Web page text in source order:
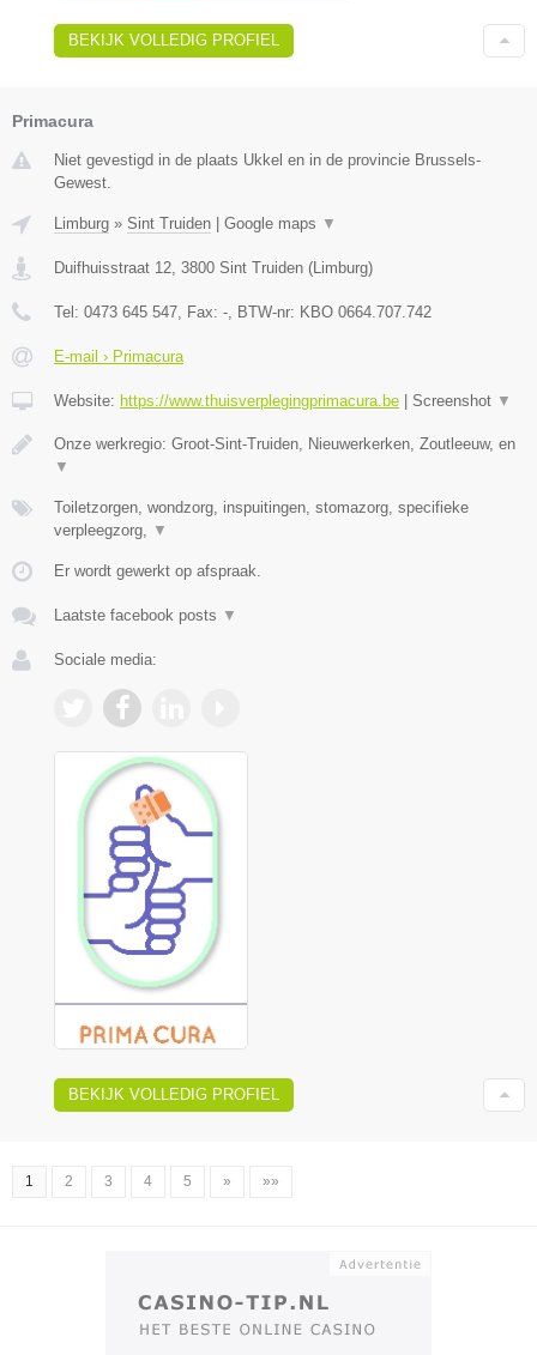
BEKIJK VOLLEDIG PROFIEL
Primacura
Niet gevestigd in de plaats Ukkel en in de provincie Brussels-
Gewest.
Limburg » Sint Truiden | Google maps ▼
Duifhuisstraat 12 3800 Sint Truiden (Limburg)
Tel: 0473 645 547 , Fax: - , BTW-nr: KBO 0664.707.742
E-mail › Primacura
Website: https://www.thuisverplegingprimacura.be | Screenshot ▼
Onze werkregio: Groot-Sint-Truiden, Nieuwerkerken, Zoutleeuw, en
▼
Toiletzorgen, wondzorg, inspuitingen, stomazorg, specifieke
verpleegzorg,
▼
Er wordt gewerkt op afspraak.
Laatste facebook posts ▼
Sociale media:
BEKIJK VOLLEDIG PROFIEL
1 2 3 4 5 » »»